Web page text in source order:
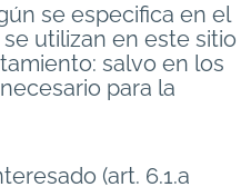
se especifica en el
utilizan en este sitio
salvo en los
para la
(art. 6.1.a